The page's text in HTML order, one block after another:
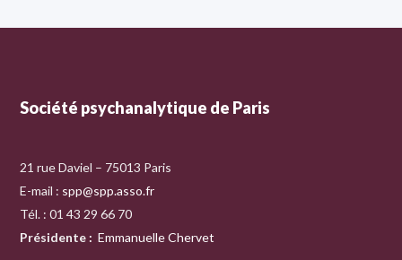
Société psychanalytique de Paris
21 rue Daviel – 75013 Paris
E-mail : spp@spp.asso.fr
Tél. : 01 43 29 66 70
Présidente : Emmanuelle Chervet